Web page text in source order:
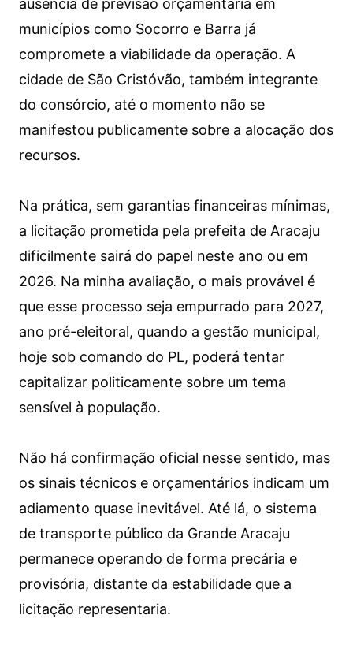
ausência de previsão orçamentária em
municípios como Socorro e Barra já
compromete a viabilidade da operação. A
cidade de São Cristóvão, também integrante
do consórcio, até o momento não se
manifestou publicamente sobre a alocação dos
recursos.
Na prática, sem garantias financeiras mínimas,
a licitação prometida pela prefeita de Aracaju
dificilmente sairá do papel neste ano ou em
2026. Na minha avaliação, o mais provável é
que esse processo seja empurrado para 2027,
ano pré-eleitoral, quando a gestão municipal,
hoje sob comando do PL, poderá tentar
capitalizar politicamente sobre um tema
sensível à população.
Não há confirmação oficial nesse sentido, mas
os sinais técnicos e orçamentários indicam um
adiamento quase inevitável. Até lá, o sistema
de transporte público da Grande Aracaju
permanece operando de forma precária e
provisória, distante da estabilidade que a
licitação representaria.